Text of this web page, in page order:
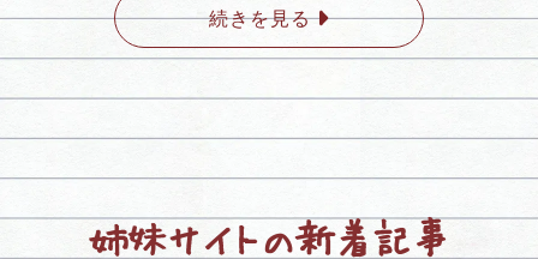
続きを見る
姉妹サイトの新着記事